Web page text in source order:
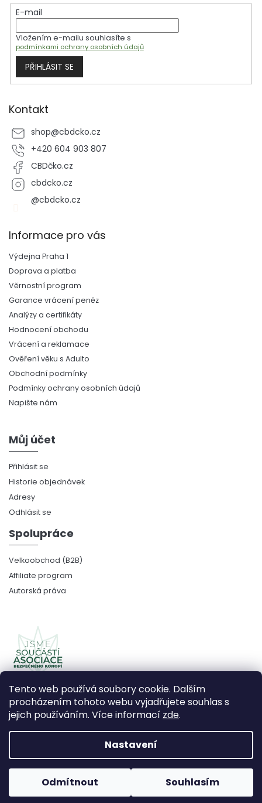
Tento web používá soubory cookie. Dalším
procházením tohoto webu vyjadřujete souhlas s
jejich používáním. Více informací zde.
Nastavení
Odmítnout Souhlasím
E-mail
Vložením e-mailu souhlasíte s
podmínkami ochrany osobních údajů
PŘIHLÁSIT SE
Kontakt
shop@cbdcko.cz
+420 604 903 807
CBDčko.cz
cbdcko.cz
@cbdcko.cz
Informace pro vás
Výdejna Praha 1
Doprava a platba
Věrnostní program
Garance vrácení peněz
Analýzy a certifikáty
Hodnocení obchodu
Vrácení a reklamace
Ověření věku s Adulto
Obchodní podmínky
Podmínky ochrany osobních údajů
Napište nám
Můj účet
Přihlásit se
Historie objednávek
Adresy
Odhlásit se
Spolupráce
Velkoobchod (B2B)
Affiliate program
Autorská práva
Vytvořil Shoptet Premium
Používámeověření věku Adulto Grafický návrh vytvořil a